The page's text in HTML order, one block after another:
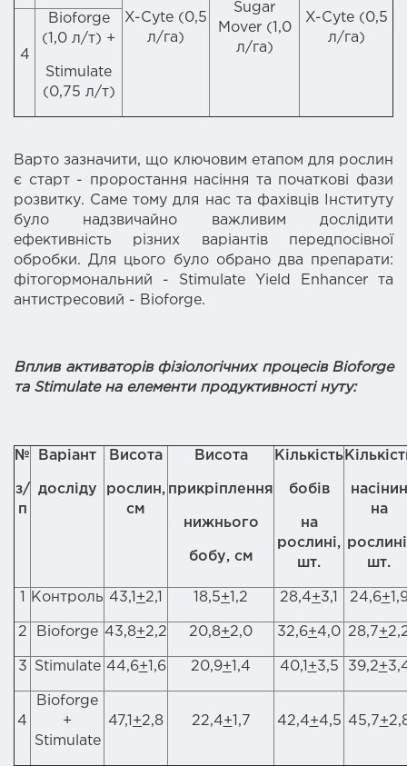
X-Cyte (0,5
л/га)
Sugar
Mover (1,0
л/га)
X-Cyte (0,5
л/га)
4
Bioforge
(1,0 л/т) +
Stimulate
(0,75 л/т)
Варто зазначити, що ключовим етапом для рослин
є старт - проростання насіння та початкові фази
розвитку. Саме тому для нас та фахівців Інституту
було надзвичайно важливим дослідити
ефективність різних варіантів передпосівної
обробки. Для цього було обрано два препарати:
фітогормональний - Stimulate Yield Enhancer та
антистресовий - Bioforge.
Вплив активаторів фізіологічних процесів Bioforge
та Stimulate на елементи продуктивності нуту:
№
з/
п
Варіант
досліду
Висота
рослин,
см
Висота
прикріплення
нижнього
бобу, см
Кількість
бобів
на
рослині,
шт.
насінин
на
шт.
Контроль 43,1 +2,1 18,5+ 1,2 28,4+3,1 24,6+
2 Bioforge 43,8+2,2 20,8+2,0 32,6+4,0 28,7 +
3 Stimulate 44,6+ 1,6 20,9+ 1,4 40,1 +3,5 39,2+
4
Bioforge
+
Stimulate
47,1 +2,8 22,4+ 1,7 42,4+4,5 45,7 +